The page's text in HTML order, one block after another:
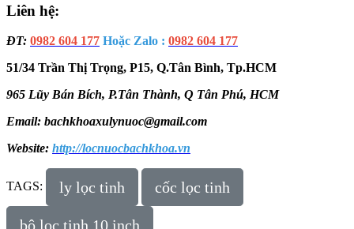
Liên hệ:
ĐT: 0982 604 177 Hoặc Zalo : 0982 604 177
51/34 Trần Thị Trọng, P15, Q.Tân Bình, Tp.HCM
965 Lũy Bán Bích, P.Tân Thành, Q Tân Phú, HCM
Email: bachkhoaxulynuoc@gmail.com
Website: http://locnuocbachkhoa.vn
TAGS: ly lọc tinh cốc lọc tinh
bộ lọc tinh 10 inch